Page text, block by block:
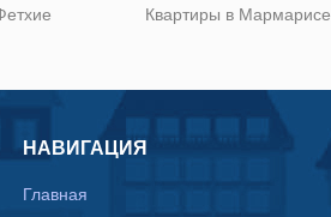
Квартиры в Мармарисе
НАВИГАЦИЯ
Главная